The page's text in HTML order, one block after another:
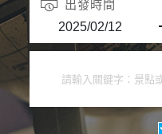
客服專
出發時間